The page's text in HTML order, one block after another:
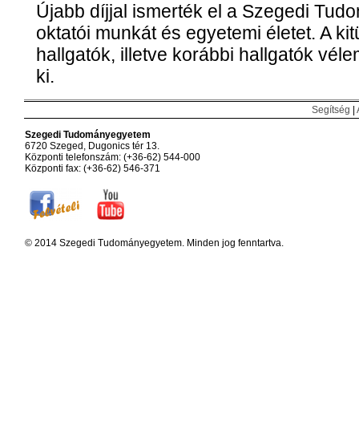
Újabb díjjal ismerték el a Szegedi
oktatói munkát és egyetemi életet. A
hallgatók, illetve korábbi hallgatók
ki.
Segítség
Szegedi Tudományegyetem
6720 Szeged, Dugonics tér 13.
Központi telefonszám: (+36-62) 544-000
Központi fax: (+36-62) 546-371
© 2014 Szegedi Tudományegyetem. Minden jog fenntartva.